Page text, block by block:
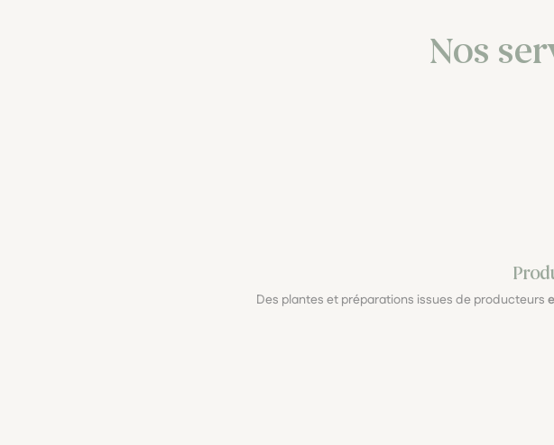
Nos
Des plantes et préparations issues de producteurs